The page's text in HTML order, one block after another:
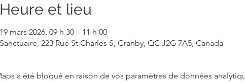
Heure et lieu
19 mars 2026, 09 h 30 – 11 h 00
Sanctuaire, 223 Rue St Charles S, Granby, QC J2G 7A5, Canada
a été bloqué en raison de vos paramètres de données